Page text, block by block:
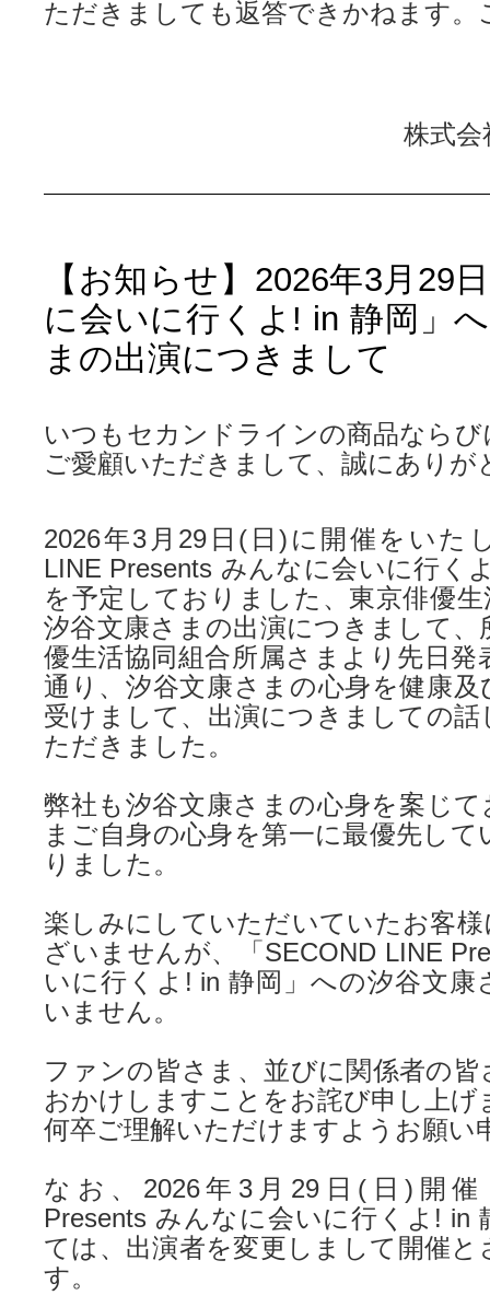
ただきましても返答できかねます。
株式
【お知らせ】2026年3月29
に会いに行くよ! in 静岡」
まの出演につきまして
いつもセカンドラインの商品なら
ご愛顧いただきまして、誠にありが
2026年3月29日(日)に開催をいた
LINE Presents みんなに会いに行く
を予定しておりました、東京俳優
汐谷文康さまの出演につきまして、
優生活協同組合所属さまより先日
通り、汐谷文康さまの心身を健康
受けまして、出演につきましての
ただきました。
弊社も汐谷文康さまの心身を案じ
まご自身の心身を第一に最優先し
りました。
楽しみにしていただいていたお客
ざいませんが、「SECOND LINE
いに行くよ! in 静岡」への汐谷文康
いません。
ファンの皆さま、並びに関係者の
おかけしますことをお詫び申し上げ
何卒ご理解いただけますようお願い
なお、2026年3月29日(日)開催
Presents みんなに会いに行くよ! in
ては、出演者を変更しまして開催
す。